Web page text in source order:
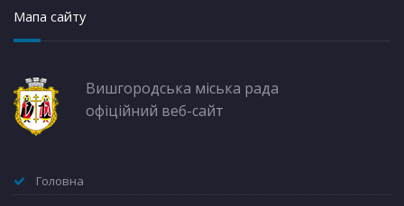
Мапа сайту
Вишгородська міська рада
офіційний веб-сайт
Головна